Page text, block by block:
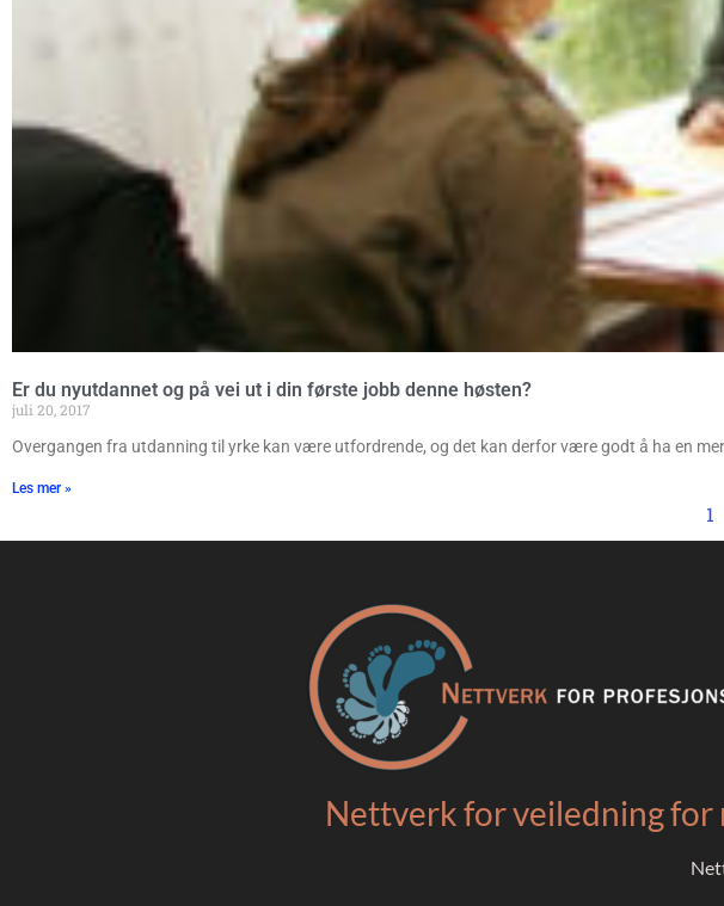
Er du nyutdannet og på vei ut i din første jobb denne høsten?
juli 20, 2017
Overgangen fra utdanning til yrke kan være utfordrende, og det kan derfor være godt å ha en
Les mer »
1
Nettverk for veiledning